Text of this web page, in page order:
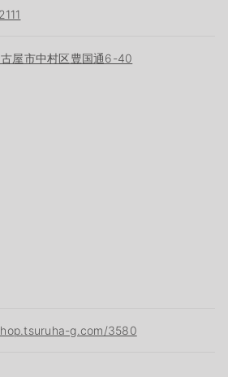
屋市中村区豊国通6-40
g.com/3580